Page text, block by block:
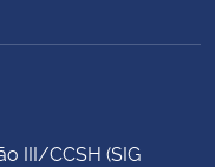
III/CCSH (SIG